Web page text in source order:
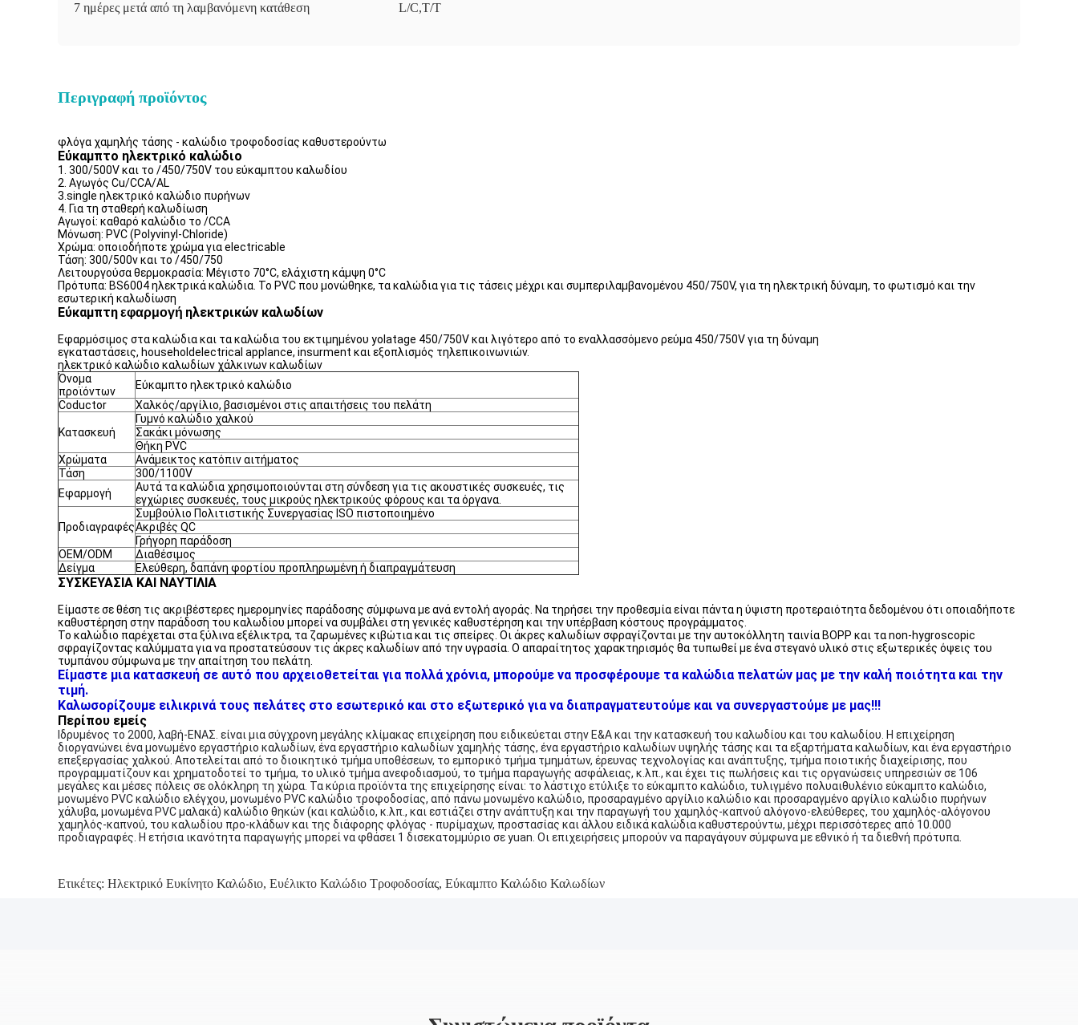
7 ημέρες μετά από τη λαμβανόμενη κατάθεση L/C,T/T
Περιγραφή προϊόντος
φλόγα χαμηλής τάσης - καλώδιο τροφοδοσίας καθυστερούντω
Εύκαμπτο ηλεκτρικό καλώδιο
1. 300/500V και το /450/750V του εύκαμπτου καλωδίου
2. Αγωγός Cu/CCA/AL
3.single ηλεκτρικό καλώδιο πυρήνων
4. Για τη σταθερή καλωδίωση
Αγωγοί: καθαρό καλώδιο το /CCA
Μόνωση: PVC (Polyvinyl-Chloride)
Χρώμα: οποιοδήποτε χρώμα για electricable
Τάση: 300/500v και το /450/750
Λειτουργούσα θερμοκρασία: Μέγιστο 70°C, ελάχιστη κάμψη 0°C
Πρότυπα: BS6004 ηλεκτρικά καλώδια. Το PVC που μονώθηκε, τα καλώδια για τις τάσεις μέχρι και συμπεριλαμβανομένου 450/750V, για τη ηλεκτρική δύναμη, το φωτισμό και την
εσωτερική καλωδίωση
Εύκαμπτηεφαρμογή ηλεκτρικών καλωδίων
Εφαρμόσιμος στα καλώδια και τα καλώδια του εκτιμημένου yolatage 450/750V και λιγότερο από το εναλλασσόμενο ρεύμα 450/750V για τη δύναμη
εγκαταστάσεις, householdelectrical applance, insurment και εξοπλισμός τηλεπικοινωνιών.
ηλεκτρικό καλώδιο καλωδίων χάλκινων καλωδίων
Όνομα
προϊόντων
Εύκαμπτο ηλεκτρικό καλώδιο
Coductor
Χαλκός/αργίλιο, βασισμένοι στις απαιτήσεις του πελάτη
Κατασκευή
Γυμνό καλώδιο χαλκού
Σακάκι μόνωσης
Θήκη PVC
Χρώματα
Ανάμεικτος κατόπιν αιτήματος
Τάση
300/1100V
Εφαρμογή
Αυτά τα καλώδια χρησιμοποιούνται στη σύνδεση για τις ακουστικές συσκευές, τις
εγχώριες συσκευές, τους μικρούς ηλεκτρικούς φόρους και τα όργανα.
Προδιαγραφές
Συμβούλιο Πολιτιστικής Συνεργασίας ISO πιστοποιημένο
Ακριβές QC
Γρήγορη παράδοση
OEM/ODM
Διαθέσιμος
Δείγμα
Ελεύθερη, δαπάνη φορτίου προπληρωμένη ή διαπραγμάτευση
ΣΥΣΚΕΥΑΣΙΑ ΚΑΙ ΝΑΥΤΙΛΙΑ
Είμαστε σε θέση τις ακριβέστερες ημερομηνίες παράδοσης σύμφωνα με ανά εντολή αγοράς. Να τηρήσει την προθεσμία είναι πάντα η ύψιστη προτεραιότητα δεδομένου ότι οποιαδήποτε
καθυστέρηση στην παράδοση του καλωδίου μπορεί να συμβάλει στη γενικές καθυστέρηση και την υπέρβαση κόστους προγράμματος.
Το καλώδιο παρέχεται στα ξύλινα εξέλικτρα, τα ζαρωμένες κιβώτια και τις σπείρες. Οι άκρες καλωδίων σφραγίζονται με την αυτοκόλλητη ταινία BOPP και τα non-hygroscopic
σφραγίζοντας καλύμματα για να προστατεύσουν τις άκρες καλωδίων από την υγρασία. Ο απαραίτητος χαρακτηρισμός θα τυπωθεί με ένα στεγανό υλικό στις εξωτερικές όψεις του
τυμπάνου σύμφωνα με την απαίτηση του πελάτη.
Είμαστε μια κατασκευή σε αυτό που αρχειοθετείται για πολλά χρόνια, μπορούμε να προσφέρουμε τα καλώδια πελατών μας με την καλή ποιότητα και την
τιμή.
Καλωσορίζουμε ειλικρινά τους πελάτες στο εσωτερικό και στο εξωτερικό για να διαπραγματευτούμε και να συνεργαστούμε με μας!!!
Περίπου εμείς
Ιδρυμένος το 2000, λαβή-ΕΝΑΣ. είναι μια σύγχρονη μεγάλης κλίμακας επιχείρηση που ειδικεύεται στην Ε&Α και την κατασκευή του καλωδίου και του καλωδίου. Η επιχείρηση
διοργανώνει ένα μονωμένο εργαστήριο καλωδίων, ένα εργαστήριο καλωδίων χαμηλής τάσης, ένα εργαστήριο καλωδίων υψηλής τάσης και τα εξαρτήματα καλωδίων, και ένα εργαστήριο
επεξεργασίας χαλκού. Αποτελείται από το διοικητικό τμήμα υποθέσεων, το εμπορικό τμήμα τμημάτων, έρευνας τεχνολογίας και ανάπτυξης, τμήμα ποιοτικής διαχείρισης, που
προγραμματίζουν και χρηματοδοτεί το τμήμα, το υλικό τμήμα ανεφοδιασμού, το τμήμα παραγωγής ασφάλειας, κ.λπ., και έχει τις πωλήσεις και τις οργανώσεις υπηρεσιών σε 106
μεγάλες και μέσες πόλεις σε ολόκληρη τη χώρα. Τα κύρια προϊόντα της επιχείρησης είναι: το λάστιχο ετύλιξε το εύκαμπτο καλώδιο, τυλιγμένο πολυαιθυλένιο εύκαμπτο καλώδιο,
μονωμένο PVC καλώδιο ελέγχου, μονωμένο PVC καλώδιο τροφοδοσίας, από πάνω μονωμένο καλώδιο, προσαραγμένο αργίλιο καλώδιο και προσαραγμένο αργίλιο καλώδιο πυρήνων
χάλυβα, μονωμένα PVC μαλακά) καλώδιο θηκών (και καλώδιο, κ.λπ., και εστιάζει στην ανάπτυξη και την παραγωγή του χαμηλός-καπνού αλόγονο-ελεύθερες, του χαμηλός-αλόγονου
χαμηλός-καπνού, του καλωδίου προ-κλάδων και της διάφορης φλόγας - πυρίμαχων, προστασίας και άλλου ειδικά καλώδια καθυστερούντω, μέχρι περισσότερες από 10.000
προδιαγραφές. Η ετήσια ικανότητα παραγωγής μπορεί να φθάσει 1 δισεκατομμύριο σε yuan. Οι επιχειρήσεις μπορούν να παραγάγουν σύμφωνα με εθνικό ή τα διεθνή πρότυπα.
Ετικέτες: Ηλεκτρικό Ευκίνητο Καλώδιο, Ευέλικτο Καλώδιο Τροφοδοσίας, Εύκαμπτο Καλώδιο Καλωδίων